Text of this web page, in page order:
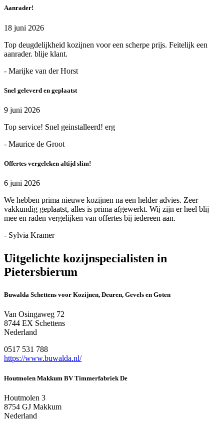
Aanrader!
18 juni 2026
Top deugdelijkheid kozijnen voor een scherpe prijs. Feitelijk een
aanrader. blije klant.
- Marijke van der Horst
Snel geleverd en geplaatst
9 juni 2026
Top service! Snel geinstalleerd! erg
- Maurice de Groot
Offertes vergeleken altijd slim!
6 juni 2026
We hebben prima nieuwe kozijnen na een helder advies. Zeer
vakkundig geplaatst, alles is prima afgewerkt. Wij zijn er heel blij
mee en raden vergelijken van offertes bij iedereen aan.
- Sylvia Kramer
Uitgelichte kozijnspecialisten in
Pietersbierum
Buwalda Schettens voor Kozijnen, Deuren, Gevels en Goten
Van Osingaweg 72
8744 EX Schettens
Nederland
0517 531 788
https://www.buwalda.nl/
Houtmolen Makkum BV Timmerfabriek De
Houtmolen 3
8754 GJ Makkum
Nederland